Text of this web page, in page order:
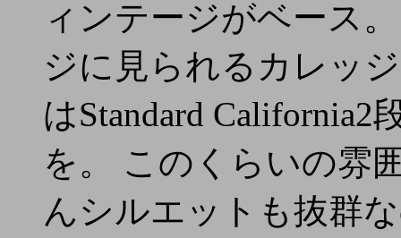
ィンテージがベース
ジに見られるカレッ
はStandard
を。 このくらいの雰
んシルエットも抜群